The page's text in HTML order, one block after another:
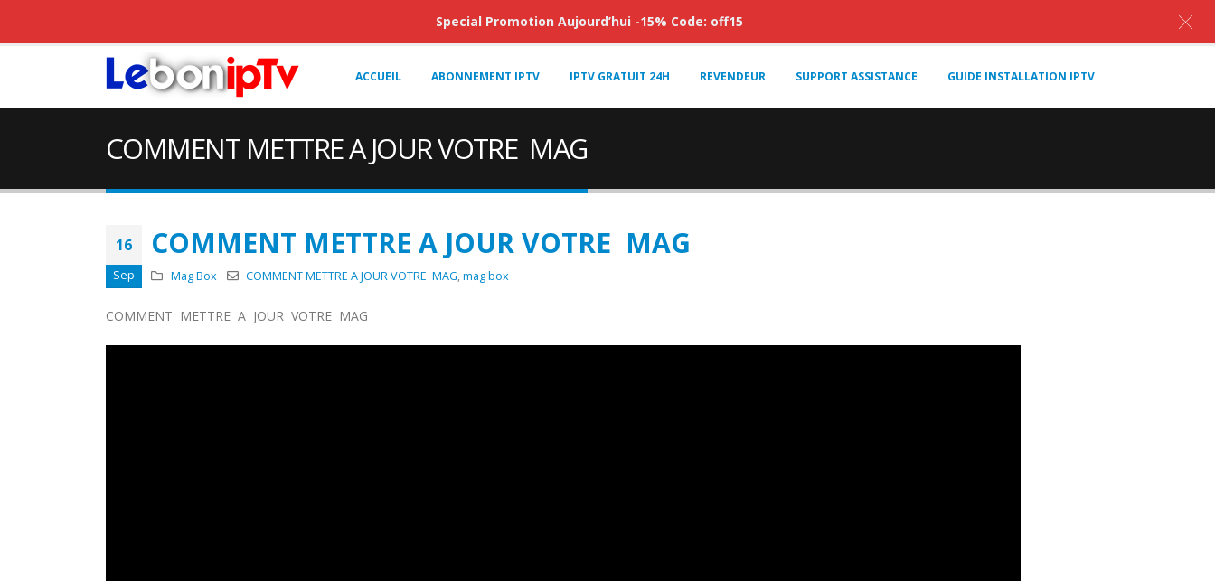
ACCUEIL ABONNEMENT IPTV IPTV GRATUIT 24H REVENDEUR SUPPORT ASSISTANCE GUIDE INSTALLATION IPTV
COMMENT METTRE A JOUR VOTRE MAG
16
Sep
COMMENT METTRE A JOUR VOTRE MAG
Mag Box COMMENT METTRE A JOUR VOTRE MAG,mag box
COMMENT METTRE A JOUR VOTRE MAG
Special Promotion Aujourd’hui -15% Code: off15